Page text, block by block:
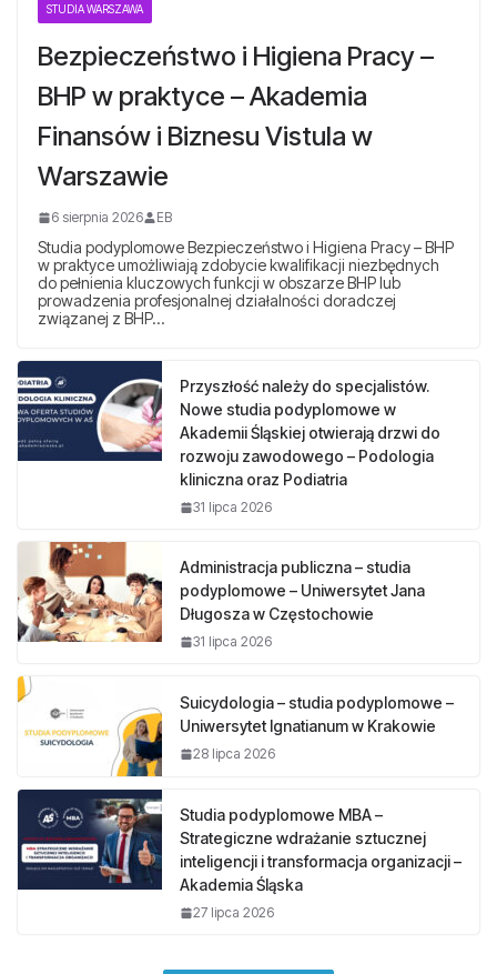
STUDIA WARSZAWA
Bezpieczeństwo i Higiena Pracy –
BHP w praktyce – Akademia
Finansów i Biznesu Vistula w
Warszawie
6 sierpnia 2026 EB
Studia podyplomowe Bezpieczeństwo i Higiena Pracy – BHP
w praktyce umożliwiają zdobycie kwalifikacji niezbędnych
do pełnienia kluczowych funkcji w obszarze BHP lub
prowadzenia profesjonalnej działalności doradczej
związanej z BHP…
Przyszłość należy do specjalistów.
Nowe studia podyplomowe w
Akademii Śląskiej otwierają drzwi do
rozwoju zawodowego – Podologia
kliniczna oraz Podiatria
31 lipca 2026
Administracja publiczna – studia
podyplomowe – Uniwersytet Jana
Długosza w Częstochowie
31 lipca 2026
Suicydologia – studia podyplomowe –
Uniwersytet Ignatianum w Krakowie
28 lipca 2026
Studia podyplomowe MBA –
Strategiczne wdrażanie sztucznej
inteligencji i transformacja organizacji –
Akademia Śląska
27 lipca 2026